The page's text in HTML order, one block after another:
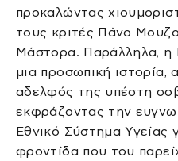
προκαλώντας
τους κριτές Πάνο
Μάστορα. Παράλληλα, η
μια προσωπική ιστορία,
αδελφός της υπέστη
εκφράζοντας την
Εθνικό Σύστημα Υγείας
φροντίδα που του